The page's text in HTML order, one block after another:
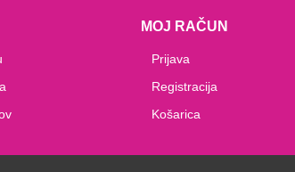
MOJ RAČUN
Prijava
Registracija
Košarica